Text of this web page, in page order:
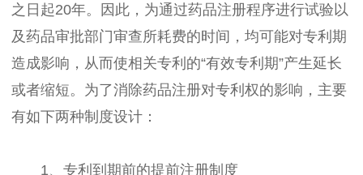
之日起20年。因此，为通过药品注册程序进行试验以
及药品审批部门审查所耗费的时间，均可能对专利期
造成影响，从而使相关专利的“有效专利期”产生延长
或者缩短。为了消除药品注册对专利权的影响，主要
有如下两种制度设计：
1、专利到期前的提前注册制度